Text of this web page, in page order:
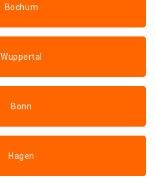
Bochum
Wuppertal
Bonn
Hagen